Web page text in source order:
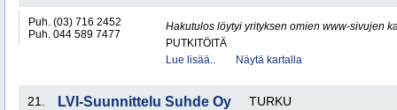
Puh. (03) 716 2452
Puh. 044 589 7477
Hakutulos löytyi yrityksen omien www-sivujen
PUTKITÖITÄ
Lue lisää..
Näytä kartalla
21. LVI-Suunnittelu Suhde Oy TURKU